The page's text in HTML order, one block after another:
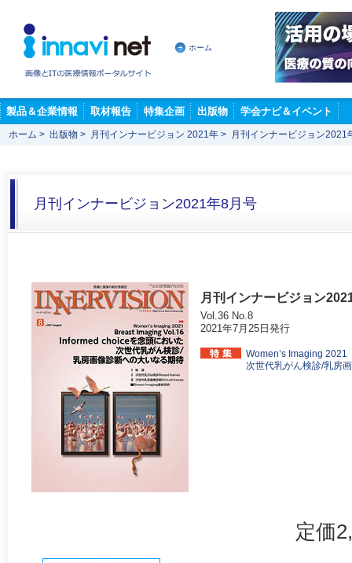
ホーム
製品＆企業情報 取材報告 特集企画 出版物 学会ナビ＆イベント
ホーム > 出版物 > 月刊インナービジョン 2021年 > 月刊インナービジョン2021
月刊インナービジョン2021年8月号
月刊インナービジョン
Vol.36 No.8
2021年7月25日発行
Women’s Imaging
次世代乳がん検診/乳房
定価